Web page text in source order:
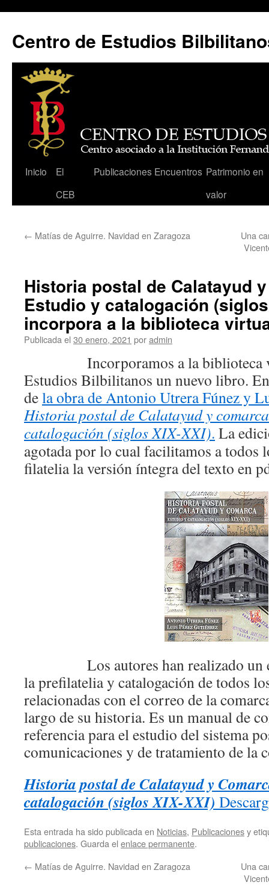
Centro de Estudios
Saltar
Inicio
El
CEB
Publicaciones Encuentros Patrimonio en
valor
← Matías de Aguirre. Navidad en Zaragoza
Una
Historia postal de Calatayud
Estudio y catalogación
incorpora a la biblioteca
Publicada el 30 enero, 2021 poradmin
Incorporamos a la biblioteca
Estudios Bilbilitanos un nuevo libro.
dela obra de Antonio Utrera Fúnez y
Historia postal de Calatayud y
catalogación (siglos XIX-XXI). La
agotada por lo cual facilitamos a todos
filatelia la versión íntegra del texto en
Los autores han realizado un
la prefilatelia y catalogación de todos
relacionadas con el correo de la
largo de su historia. Es un manual de
referencia para el estudio del sistema
comunicaciones y de tratamiento de la
Historia postal de Calatayud y
catalogación (siglos XIX-XXI)
Esta entrada ha sido publicada en Noticias, Publicacionesy
publicaciones. Guarda el enlace permanente.
← Matías de Aguirre. Navidad en Zaragoza
Una